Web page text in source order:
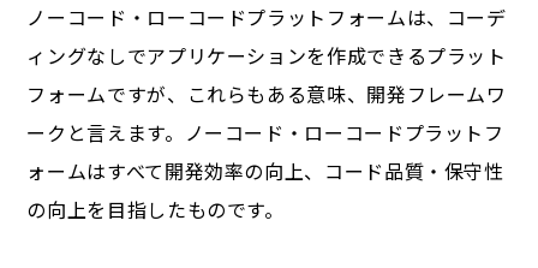
ノーコード・ローコードプラットフォームは、コーデ
ィングなしでアプリケーションを作成できるプラット
フォームですが、これらもある意味、開発フレームワ
ークと言えます。ノーコード・ローコードプラットフ
ォームはすべて開発効率の向上、コード品質・保守性
の向上を目指したものです。